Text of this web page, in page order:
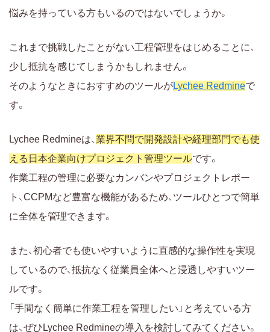
悩みを持っている方もいるのではないでしょうか。
これまで挑戦したことがない工程管理をはじめることに、
少し抵抗を感じてしまうかもしれません。
そのようなときにおすすめのツールがLychee Redmineで
す。
Lychee Redmineは、業界不問で開発設計や経理部門でも使
える日本企業向けプロジェクト管理ツールです。
作業工程の管理に必要なカンバンやプロジェクトレポー
ト、CCPMなど豊富な機能があるため、ツールひとつで簡単
に全体を管理できます。
また、初心者でも使いやすいように直感的な操作性を実現
しているので、抵抗なく従業員全体へと浸透しやすいツー
ルです。
「手間なく簡単に作業工程を管理したい」と考えている方
は、ぜひLychee Redmineの導入を検討してみてください。